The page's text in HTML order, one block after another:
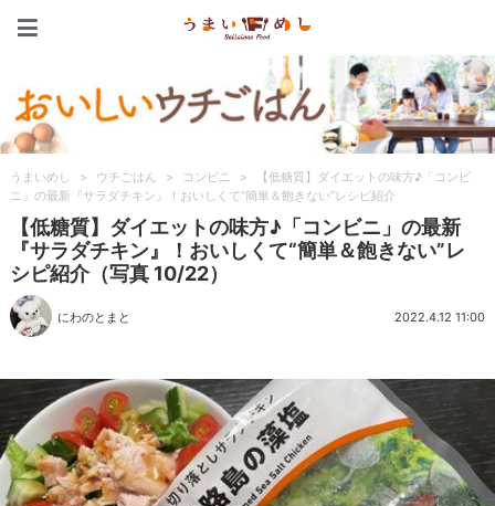
うまいめし > ウチごはん > コンビニ >
【低糖質】ダイエットの味方♪「コンビ
ニ」の最新『サラダチキン』！おいしくて“簡単＆飽きない”レシピ紹介
【低糖質】ダイエットの味方♪「コンビニ」の最新
『サラダチキン』！おいしくて“簡単＆飽きない”レ
シピ紹介（写真 10/22）
にわのとまと 2022.4.12 11:00